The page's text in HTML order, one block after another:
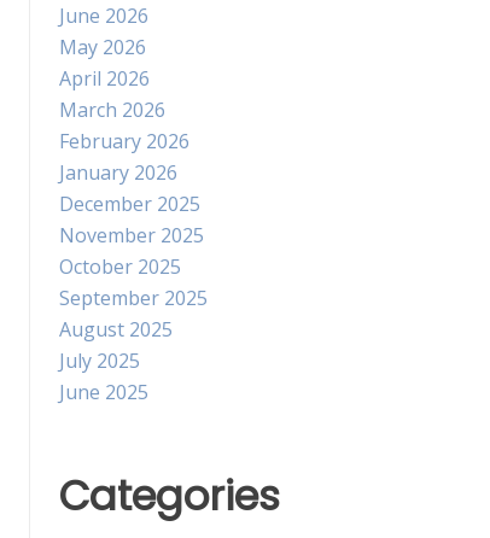
June 2026
May 2026
April 2026
March 2026
February 2026
January 2026
December 2025
November 2025
October 2025
September 2025
August 2025
July 2025
June 2025
Categories